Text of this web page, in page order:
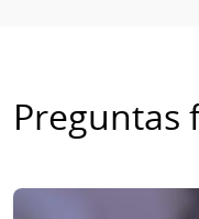
Preguntas